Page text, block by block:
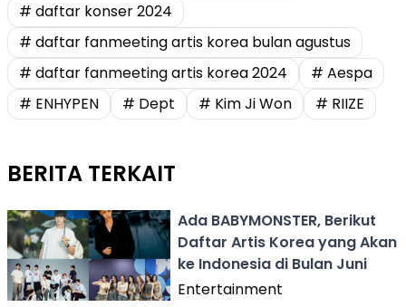
# daftar konser 2024
# daftar fanmeeting artis korea bulan agustus
# daftar fanmeeting artis korea 2024
# Aespa
# ENHYPEN
# Dept # Kim Ji Won # RIIZE
BERITA TERKAIT
Ada BABYMONSTER, Berikut
Daftar Artis Korea yang Akan
ke Indonesia di Bulan Juni
Entertainment